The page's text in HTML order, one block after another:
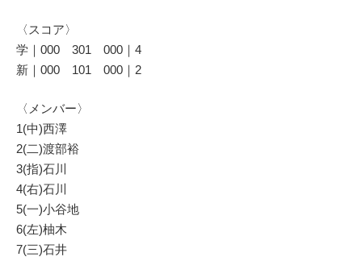
〈スコア〉
学｜000 301 000｜4
新｜000 101 000｜2
〈メンバー〉
1(中)西澤
2(二)渡部裕
3(指)石川
4(右)石川
5(一)小谷地
6(左)柚木
7(三)石井